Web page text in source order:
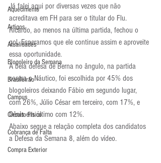
Aquecimento
Artigos
Atualidades
Blogoleiro da Semana
Brasileirão
Campus
Circuito Físico
Cobrança de Falta
Compra Exterior
Já falei aqui por diversas vezes que não
acreditava em FH para ser o titular do Flu.
Ricardo, ao menos na última partida, fechou o
gol. Esperamos que ele continue assim e aproveite
essa oportunidade.
A bela defesa de Berna no ângulo, na partida
contra o Náutico, foi escolhida por 45% dos
blogoleiros deixando Fábio em segundo lugar,
com 26%, Júlio César em terceiro, com 17%, e
Dênis em último com 12%.
Abaixo segue a relação completa dos candidatos
a Defesa da Semana 8, além do vídeo.